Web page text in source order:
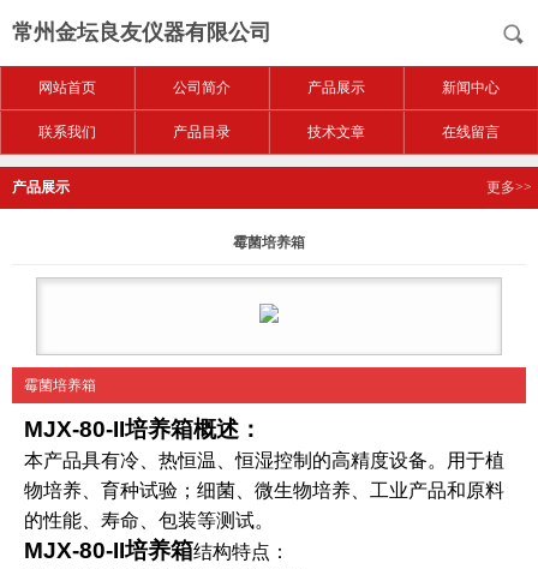
常州金坛良友仪器有限公司
网站首页 公司简介 产品展示 新闻中心
联系我们 产品目录 技术文章 在线留言
产品展示 更多>>
霉菌培养箱
霉菌培养箱
MJX-80-II培养箱概述：
本产品具有冷、热恒温、恒湿控制的高精度设备。用于植
物培养、育种试验；细菌、微生物培养、工业产品和原料
的性能、寿命、包装等测试。
MJX-80-II培养箱结构特点：